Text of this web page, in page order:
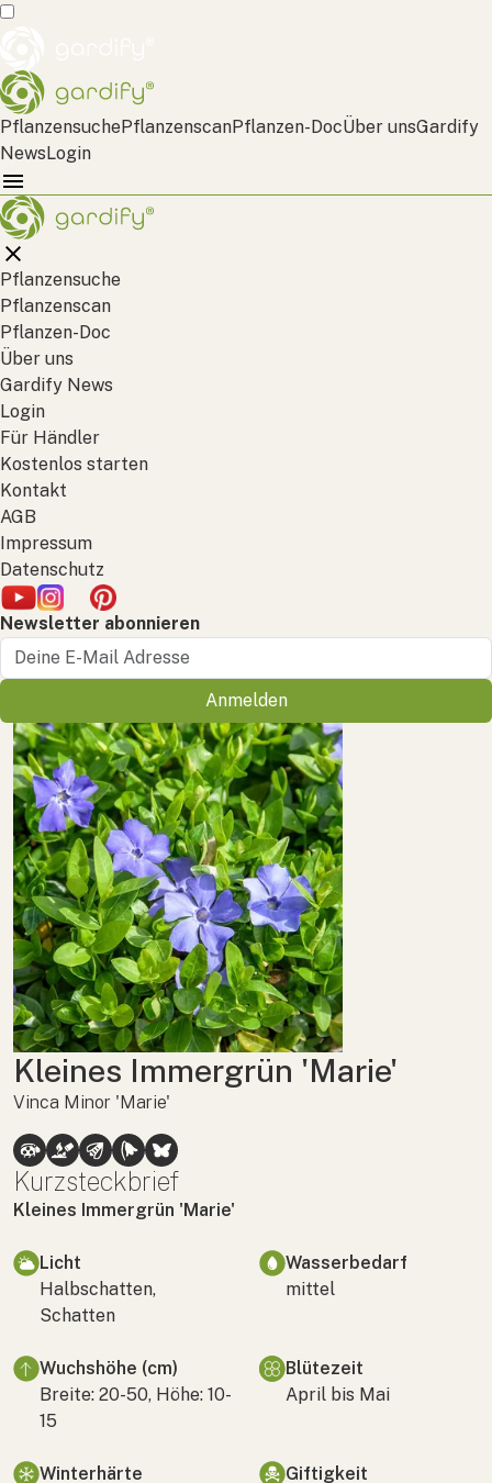
PflanzensuchePflanzenscanPflanzen-DocÜber unsGardify
NewsLogin
Pflanzensuche
Pflanzenscan
Pflanzen-Doc
Über uns
Gardify News
Login
Für Händler
Kostenlos starten
Kontakt
AGB
Impressum
Datenschutz
Newsletter abonnieren
Anmelden
Kleines Immergrün 'Marie'
Vinca Minor 'Marie'
Kurzsteckbrief
Kleines Immergrün 'Marie'
Licht
Halbschatten,
Schatten
Wasserbedarf
mittel
Wuchshöhe (cm)
Breite: 20-50, Höhe: 10-
15
Blütezeit
April bis Mai
Winterhärte
Giftigkeit